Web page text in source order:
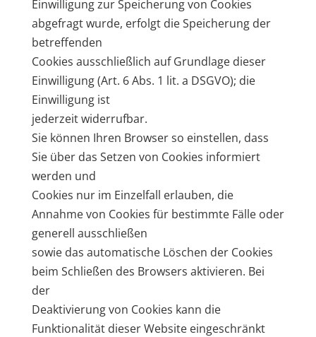
Einwilligung zur Speicherung von Cookies
abgefragt wurde, erfolgt die Speicherung der
betreffenden
Cookies ausschließlich auf Grundlage dieser
Einwilligung (Art. 6 Abs. 1 lit. a DSGVO); die
Einwilligung ist
jederzeit widerrufbar.
Sie können Ihren Browser so einstellen, dass
Sie über das Setzen von Cookies informiert
werden und
Cookies nur im Einzelfall erlauben, die
Annahme von Cookies für bestimmte Fälle oder
generell ausschließen
sowie das automatische Löschen der Cookies
beim Schließen des Browsers aktivieren. Bei
der
Deaktivierung von Cookies kann die
Funktionalität dieser Website eingeschränkt